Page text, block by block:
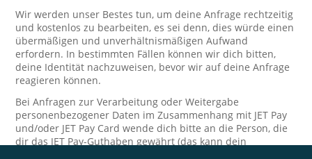
Wir werden unser Bestes tun, um deine Anfrage rechtzeitig
und kostenlos zu bearbeiten, es sei denn, dies würde einen
übermäßigen und unverhältnismäßigen Aufwand
erfordern. In bestimmten Fällen können wir dich bitten,
deine Identität nachzuweisen, bevor wir auf deine Anfrage
reagieren können.
Bei Anfragen zur Verarbeitung oder Weitergabe
personenbezogener Daten im Zusammenhang mit JET Pay
und/oder JET Pay Card wende dich bitte an die Person, die
dir das JET Pay-Guthaben gewährt (das kann dein